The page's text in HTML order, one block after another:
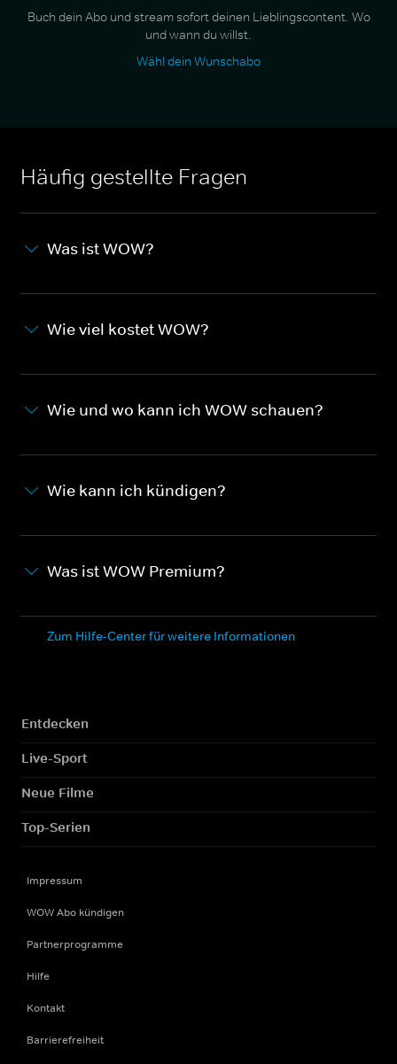
Buch dein Abo und stream sofort deinen Lieblingscontent. Wo
und wann du willst.
Wähl dein Wunschabo
Häufig gestellte Fragen
Was ist WOW?
Wie viel kostet WOW?
Wie und wo kann ich WOW schauen?
Wie kann ich kündigen?
Was ist WOW Premium?
Zum Hilfe-Center für weitere Informationen
Entdecken
Live-Sport
Neue Filme
Top-Serien
Impressum
WOW Abo kündigen
Partnerprogramme
Hilfe
Kontakt
Barrierefreiheit